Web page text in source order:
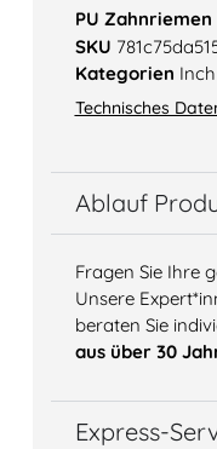
PU Zahnriemen
SKU
Kategorien
Technisches
Ablauf
Fragen Sie Ihre
Unsere
beraten Sie
aus über 30
Express-